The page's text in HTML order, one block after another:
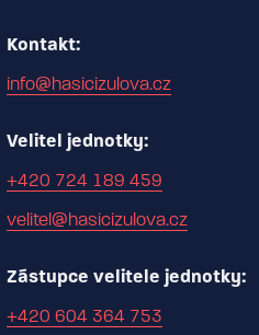
Kontakt:
info@hasicizulova.cz
Velitel jednotky:
+420 724 189 459
velitel@hasicizulova.cz
Zástupce velitele jednotky:
+420 604 364 753